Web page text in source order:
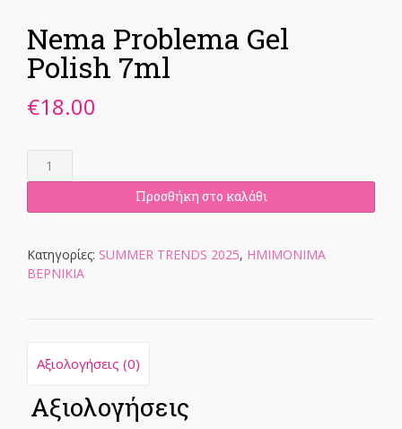
Nema Problema Gel
Polish 7ml
€18.00
Nema
Polish
ποσότητα
Προσθήκη στο καλάθι
Κατηγορίες: SUMMER TRENDS 2025, ΗΜΙΜΟΝΙΜΑ
ΒΕΡΝΙΚΙΑ
Αξιολογήσεις (0)
Αξιολογήσεις